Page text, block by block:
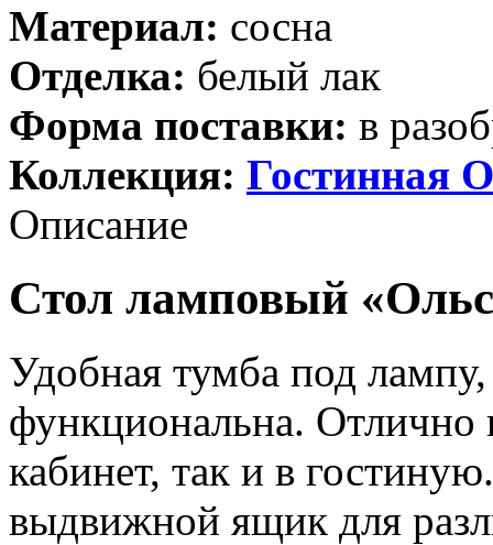
Материал: сосна
Отделка: белый лак
Форма поставки: в
Коллекция: Гостинная
Описание
Стол ламповый
Удобная тумба под
функциональна.
кабинет, так и в
выдвижной ящик для